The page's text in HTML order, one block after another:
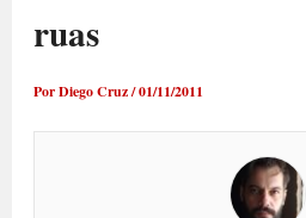
ruas
PorDiego Cruz/01/11/2011